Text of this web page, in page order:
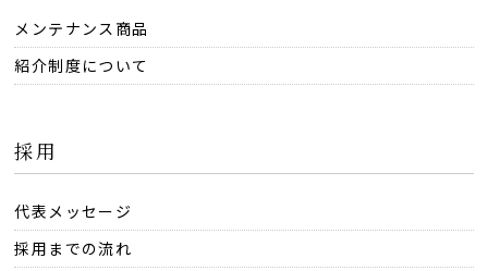
メンテナンス商品
紹介制度について
採用
代表メッセージ
採用までの流れ